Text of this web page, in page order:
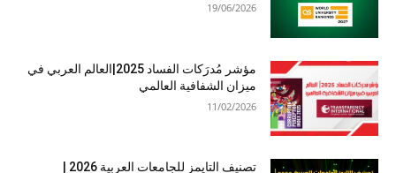
19/06/2026
مؤشر مُدرَكات الفساد 2025|العالم العربي في
ميزان الشفافية العالمي
11/02/2026